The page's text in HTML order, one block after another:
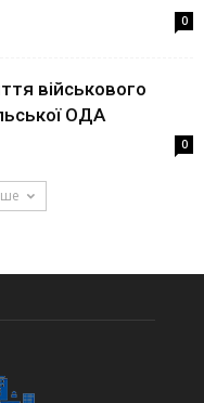
0
військового
ОДА
0